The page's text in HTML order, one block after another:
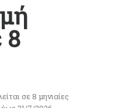
8
σε 8 μηνιαίες